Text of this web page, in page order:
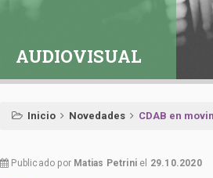
AUDIOVISUAL
Inicio Novedades CDAB en
Publicado por Matias Petrini el 29.10.2020